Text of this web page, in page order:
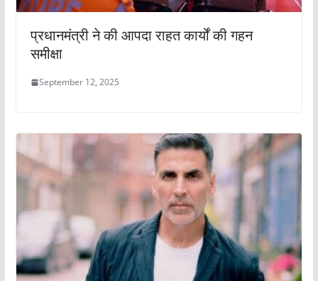
प्रधानमंत्री ने की आपदा राहत कार्यों की गहन
समीक्षा
September 12, 2025